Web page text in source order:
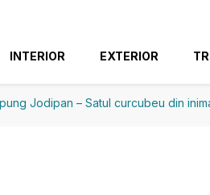
INTERIOR EXTERIOR
Jodipan – Satul curcubeu din